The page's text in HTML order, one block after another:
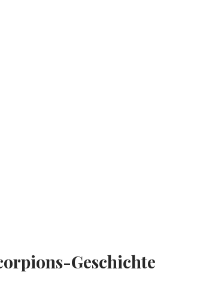
Geschichte